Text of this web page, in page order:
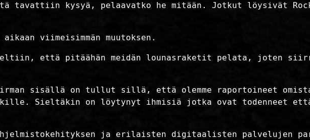
kysyä, pelaavatko he mitään. Jotkut löysivät
viimeisimmän muutoksen.
että pitäähän meidän lounasraketit pelata, joten
sisällä on tullut sillä, että olemme raportoineet omista
Sieltäkin on löytynyt ihmisiä jotka ovat todenneet
ja erilaisten digitaalisten palvelujen